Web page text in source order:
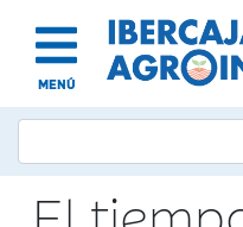
MENÚ
El